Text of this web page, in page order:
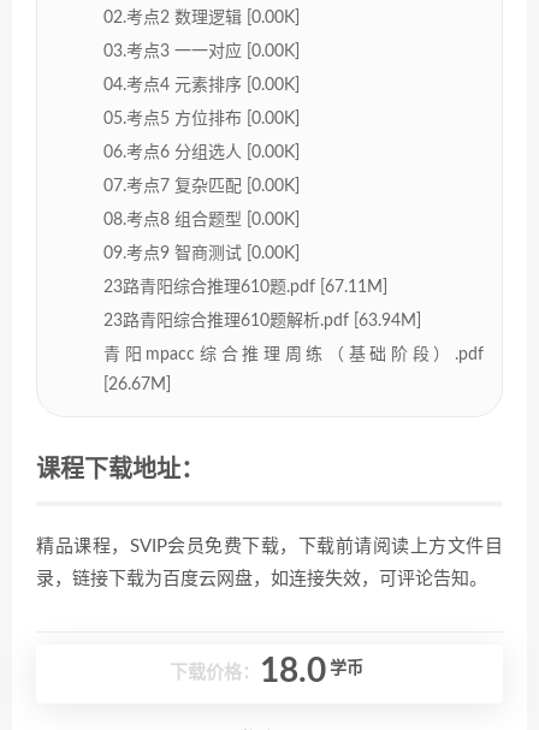
02.考点2 数理逻辑 [0.00K]
03.考点3 一一对应 [0.00K]
04.考点4 元素排序 [0.00K]
05.考点5 方位排布 [0.00K]
06.考点6 分组选人 [0.00K]
07.考点7 复杂匹配 [0.00K]
08.考点8 组合题型 [0.00K]
09.考点9 智商测试 [0.00K]
23路青阳综合推理610题.pdf [67.11M]
23路青阳综合推理610题解析.pdf [63.94M]
青阳mpacc综合推理周练（基础阶段）.pdf
[26.67M]
课程下载地址：
精品课程，SVIP会员免费下载，下载前请阅读上方文件目
录，链接下载为百度云网盘，如连接失效，可评论告知。
下载价格： 18.0 学币